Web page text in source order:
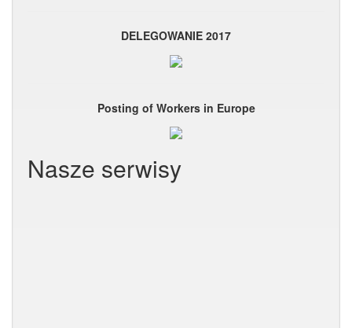
DELEGOWANIE 2017
Posting of Workers in Europe
Nasze serwisy